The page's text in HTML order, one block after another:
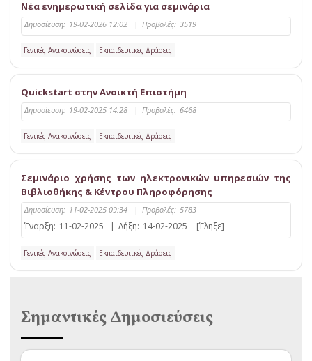
Νέα ενημερωτική σελίδα για σεμινάρια
Δημοσίευση: 19-02-2026 12:02 | Προβολές: 3519
Γενικές Ανακοινώσεις Εκπαιδευτικές Δράσεις
Quickstart στην Ανοικτή Επιστήμη
Δημοσίευση: 19-02-2025 14:28 | Προβολές: 6468
Γενικές Ανακοινώσεις Εκπαιδευτικές Δράσεις
Σεμινάριο χρήσης των ηλεκτρονικών υπηρεσιών της
Βιβλιοθήκης & Κέντρου Πληροφόρησης
Δημοσίευση: 11-02-2025 09:34 | Προβολές: 5783
Έναρξη: 11-02-2025 | Λήξη: 14-02-2025 [Έληξε]
Γενικές Ανακοινώσεις Εκπαιδευτικές Δράσεις
Σημαντικές Δημοσιεύσεις